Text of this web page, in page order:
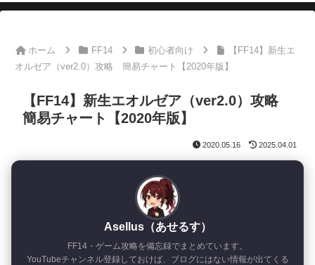
ホーム FF14 初心者向け
【FF14】新生エ
オルゼア（ver2.0）攻略 簡易チャート【2020年版】
【FF14】新生エオルゼア（ver2.0）攻略
簡易チャート【2020年版】
2020.05.16 2025.04.01
Asellus（あせるす）
FF14・ゲーム攻略を備忘録でまとめています。
YouTubeチャンネル登録しておけば、ブログにはない情報が出てくる